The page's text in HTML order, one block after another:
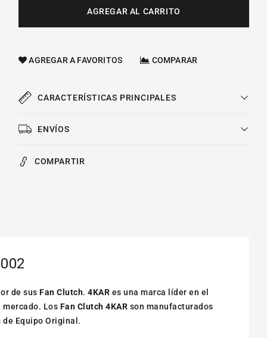
Clutch
Ford
350
V6
Clutch
Ford
350
Super
V6
AGREGAR AL CARRITO
AGREGAR A FAVORITOS COMPARAR
CARACTERÍSTICAS PRINCIPALES
ENVÍOS
COMPARTIR
de susFan Clutch.4KAR es una marca líder en el
mercado. Los Fan Clutch 4KAR son manufacturados
Equipo Original.